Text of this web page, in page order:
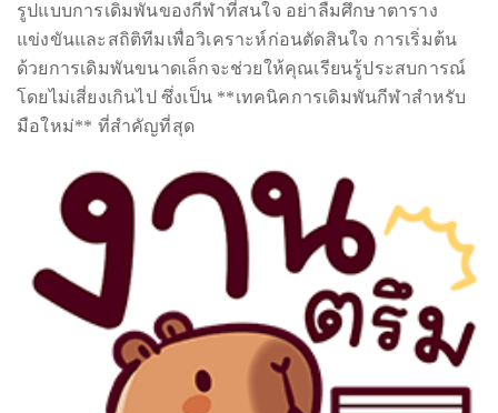
seeking
the
best
those
destinations
รูปแบบการเดิมพันของกีฬาที่สนใจ อย่าลืมศึกษาตาราง
แข่งขันและสถิติทีมเพื่อวิเคราะห์ก่อนตัดสินใจ การเริ่มต้น
ด้วยการเดิมพันขนาดเล็กจะช่วยให้คุณเรียนรู้ประสบการณ์
โดยไม่เสี่ยงเกินไป ซึ่งเป็น **เทคนิคการเดิมพันกีฬาสำหรับ
มือใหม่** ที่สำคัญที่สุด